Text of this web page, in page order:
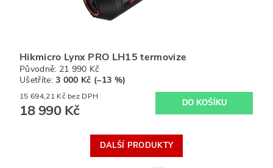
Hikmicro Lynx PRO LH15 termovize
Původně: 21 990 Kč
Ušetříte:3 000 Kč (–13 %)
15 694,21 Kč bez DPH
18 990 Kč
DALŠÍ PRODUKTY